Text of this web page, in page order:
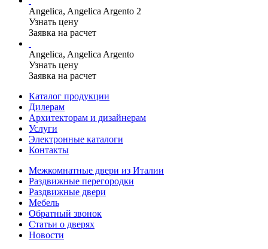
Angelica, Angelica Argento 2
Узнать цену
Заявка на расчет
Angelica, Angelica Argento
Узнать цену
Заявка на расчет
Каталог продукции
Дилерам
Архитекторам и дизайнерам
Услуги
Электронные каталоги
Контакты
Межкомнатные двери из Италии
Раздвижные перегородки
Раздвижные двери
Мебель
Обратный звонок
Статьи о дверях
Новости